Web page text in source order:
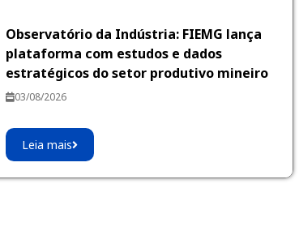
Observatório da Indústria: FIEMG lança
plataforma com estudos e dados
estratégicos do setor produtivo mineiro
03/08/2026
Leia mais